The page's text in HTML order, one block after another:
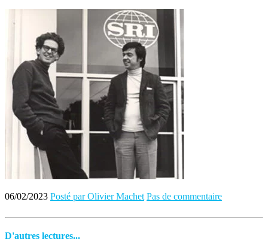
06/02/2023 Posté par Olivier Machet Pas de commentaire
D'autres lectures...